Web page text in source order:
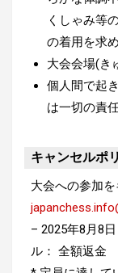
くしゃみ等
の着用を求
大会会場(き
個人間で起
は一切の責
キャンセルポ
大会への参加
– 2025年8月8
ル： 全額返金